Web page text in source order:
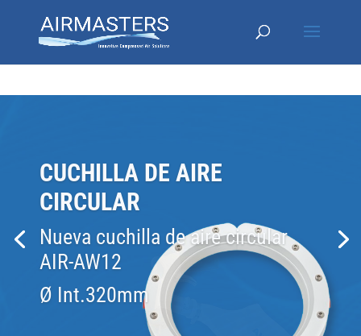
PISTOLA PARA SOPLADO DE
AGUJEROS CIEGOS
Nueva pistola para soplado de
agujeros ciegos.
Aspira virutas de metal, polvo y
otros residuos.